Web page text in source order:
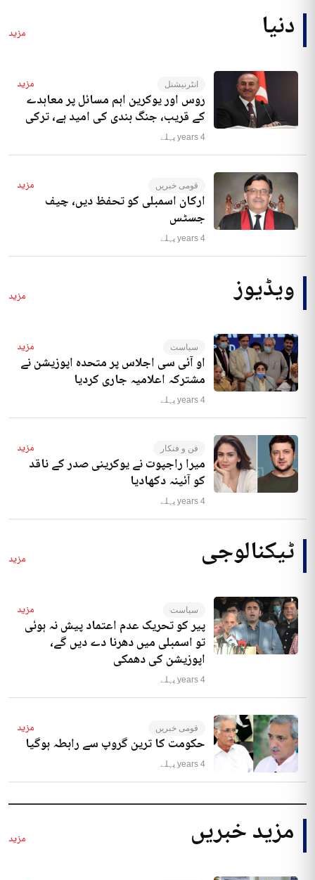
دنیا مزید
انٹرنیشنل مزید
روس اور یوکرین اہم مسائل پر معاہدے
کے قریب، جنگ بندی کی امید ہے، ترکی
4 years پہلے
قومی خبریں مزید
ارکان اسمبلی کو تحفظ دیں، چیف
جسٹس
4 years پہلے
ویڈیوز مزید
سیاست مزید
او آئی سی اجلاس پر متحدہ اپوزیشن نے
مشترکہ اعلامیہ جاری کردیا
4 years پہلے
فن و فنکار مزید
میرا راجپوت نے یوکرینی صدر کے ناقد
کو آئینہ دکھادیا
4 years پہلے
ٹیکنالوجی مزید
سیاست مزید
پیر کو تحریک عدم اعتماد پیش نہ ہوئی
تو اسمبلی میں دھرنا دے دیں گے،
اپوزیشن کی دھمکی
4 years پہلے
قومی خبریں مزید
حکومت کا ترین گروپ سے رابطہ ہوگیا
4 years پہلے
مزید خبریں مزید